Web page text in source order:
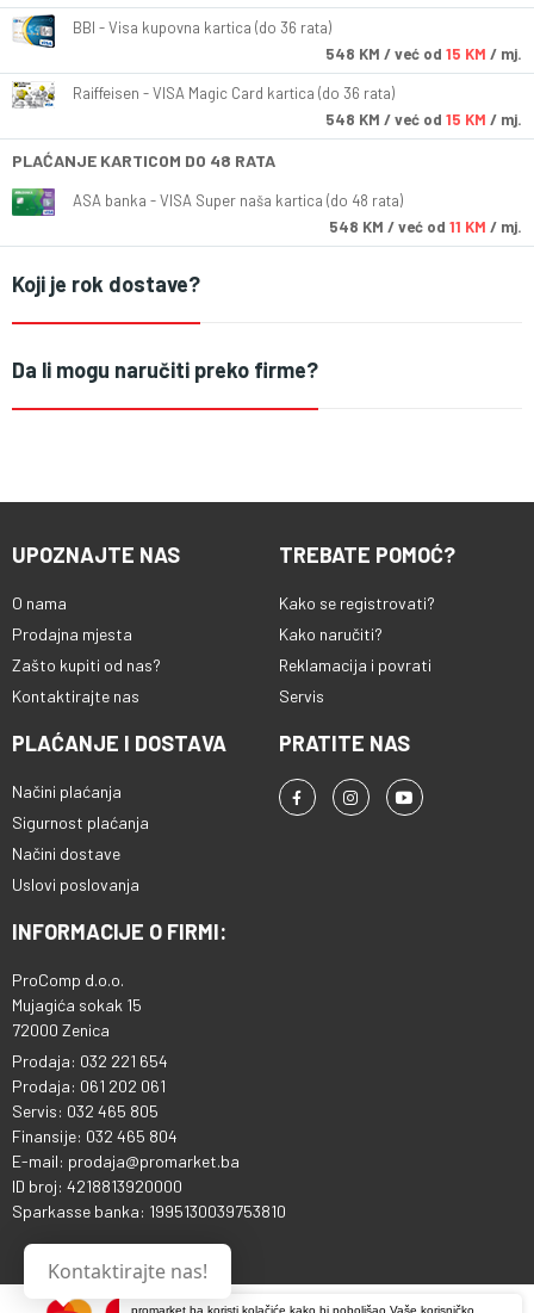
promarket.ba koristi kolačiće kako bi poboljšao Vaše korisničko
BBI - Visa kupovna kartica (do 36 rata)
548 KM / već od 15 KM / mj.
Raiffeisen - VISA Magic Card kartica (do 36 rata)
548 KM / već od 15 KM / mj.
PLAĆANJE KARTICOM DO 48 RATA
ASA banka - VISA Super naša kartica (do 48 rata)
548 KM / već od 11 KM / mj.
Koji je rok dostave?
Da li mogu naručiti preko firme?
UPOZNAJTE NAS
O nama
Prodajna mjesta
Zašto kupiti od nas?
Kontaktirajte nas
TREBATE POMOĆ?
Kako se registrovati?
Kako naručiti?
Reklamacija i povrati
Servis
PLAĆANJE I DOSTAVA
Načini plaćanja
Sigurnost plaćanja
Načini dostave
Uslovi poslovanja
PRATITE NAS
INFORMACIJE O FIRMI:
ProComp d.o.o.
Mujagića sokak 15
72000 Zenica
Prodaja: 032 221 654
Prodaja: 061 202 061
Servis: 032 465 805
Finansije: 032 465 804
E-mail: prodaja@promarket.ba
ID broj: 4218813920000
Sparkasse banka: 1995130039753810
Kontaktirajte nas!